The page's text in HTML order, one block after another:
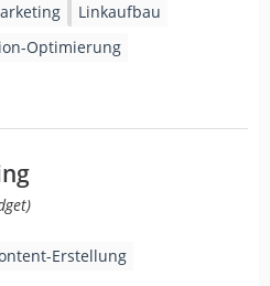
Linkaufbau
Optimierung
Erstellung